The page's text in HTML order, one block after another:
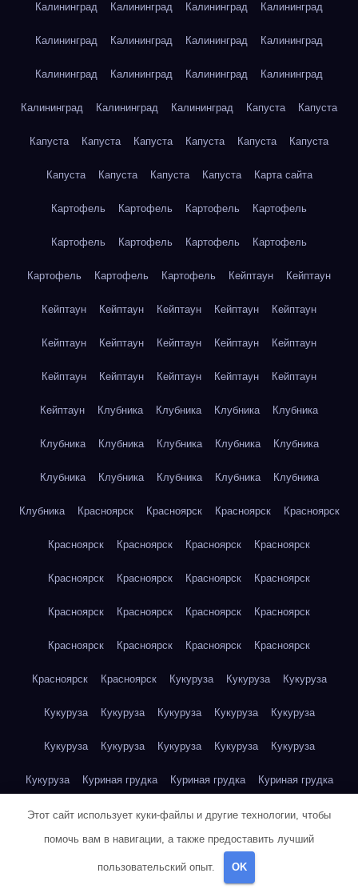
Калининград Калининград Калининград Калининград
Калининград Калининград Калининград Калининград
Калининград Калининград Калининград Калининград
Калининград Калининград Калининград Капуста Капуста
Капуста Капуста Капуста Капуста Капуста Капуста
Капуста Капуста Капуста Капуста Карта сайта
Картофель Картофель Картофель Картофель
Картофель Картофель Картофель Картофель
Картофель Картофель Картофель Кейптаун Кейптаун
Кейптаун Кейптаун Кейптаун Кейптаун Кейптаун
Кейптаун Кейптаун Кейптаун Кейптаун Кейптаун
Кейптаун Кейптаун Кейптаун Кейптаун Кейптаун
Кейптаун Клубника Клубника Клубника Клубника
Клубника Клубника Клубника Клубника Клубника
Клубника Клубника Клубника Клубника Клубника
Клубника Красноярск Красноярск Красноярск Красноярск
Красноярск Красноярск Красноярск Красноярск
Красноярск Красноярск Красноярск Красноярск
Красноярск Красноярск Красноярск Красноярск
Красноярск Красноярск Красноярск Красноярск
Красноярск Красноярск Кукуруза Кукуруза Кукуруза
Кукуруза Кукуруза Кукуруза Кукуруза Кукуруза
Кукуруза Кукуруза Кукуруза Кукуруза Кукуруза
Кукуруза Куриная грудка Куриная грудка Куриная грудка
Куриная грудка Куриная грудка Куриная грудка
Куриная грудка Куриная грудка
Куриная грудка
Этот сайт использует куки-файлы и другие технологии, чтобы
помочь вам в навигации, а также предоставить лучший
пользовательский опыт. OK